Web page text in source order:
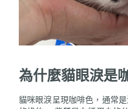
為什麼貓眼淚是
貓咪眼淚呈現咖啡色，通常